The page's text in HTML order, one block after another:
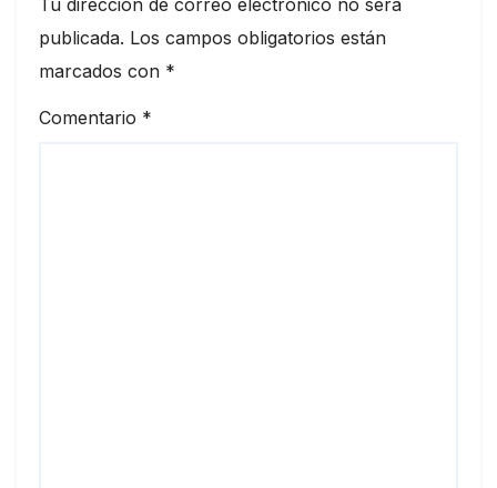
publicada. Los campos obligatorios están
marcados con *
Comentario *